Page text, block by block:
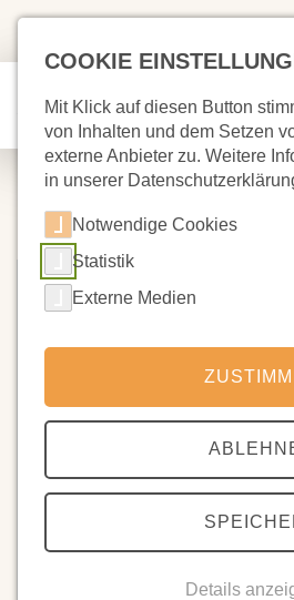
COOKIE
Mit Klick auf diesen Button
von Inhalten und dem Setzen
externe Anbieter zu. Weitere
in unserer
Notwendige Cookies
Statistik
Externe Medien
Details